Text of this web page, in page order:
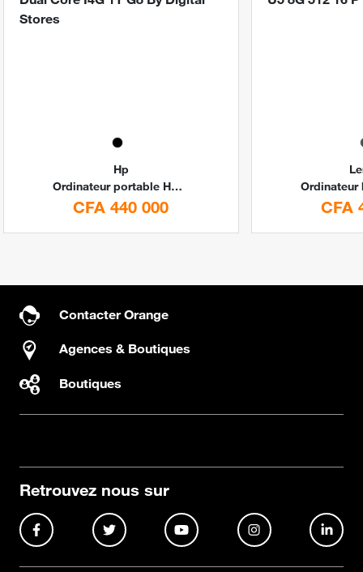
Hp
Ordinateur portable HP 250 Dual Core I4G 1T G8 By Digital Stores
CFA 440 000 CFA
Contacter Orange
Agences & Boutiques
Boutiques
Retrouvez nous sur